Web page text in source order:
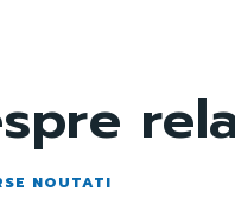
NOUTATI